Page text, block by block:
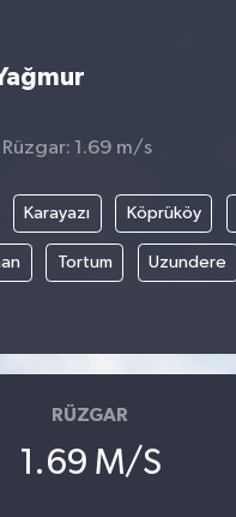
Rüzgar: 1.69 m/s
Karayazı Köprüköy
Tortum Uzundere
RÜZGAR
1.69 M/S